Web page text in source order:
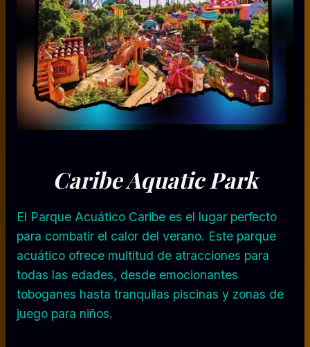
Caribe Aquatic Park
El Parque Acuático Caribe es el lugar perfecto
para combatir el calor del verano. Este parque
acuático ofrece multitud de atracciones para
todas las edades, desde emocionantes
toboganes hasta tranquilas piscinas y zonas de
juego para niños.